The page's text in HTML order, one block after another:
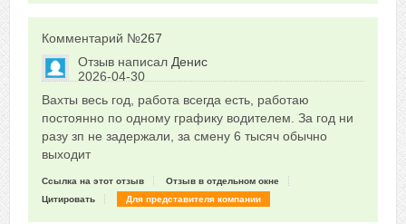
Комментарий №267
Отзыв написал Денис
2026-04-30
0
Сказать друзьям об отзыве
Вахты весь год, работа всегда есть, работаю
постоянно по одному графику водителем. За год ни
разу зп не задержали, за смену 6 тысяч обычно
выходит
Ссылка на этот отзыв
Отзыв в отдельном окне
Цитировать
Для представителя компании